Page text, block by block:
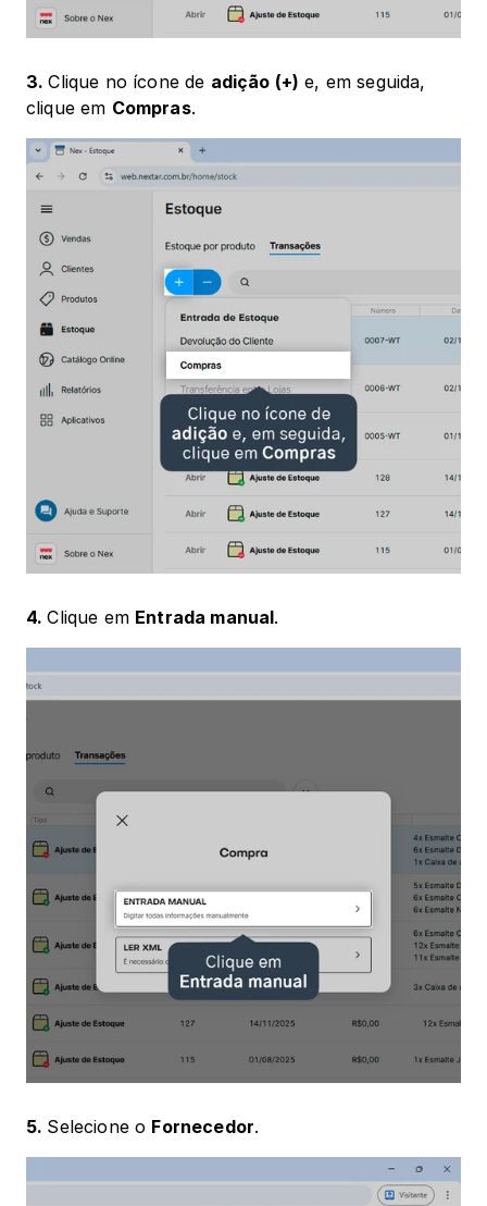
3. Clique no ícone de adição (+) e, em seguida,
clique em Compras.
4. Clique em Entrada manual.
5. Selecione o Fornecedor.